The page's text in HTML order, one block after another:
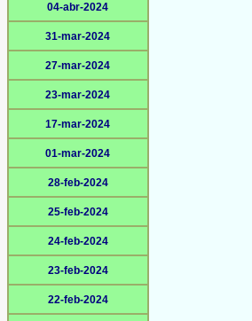
04-abr-2024
31-mar-2024
27-mar-2024
23-mar-2024
17-mar-2024
01-mar-2024
28-feb-2024
25-feb-2024
24-feb-2024
23-feb-2024
22-feb-2024